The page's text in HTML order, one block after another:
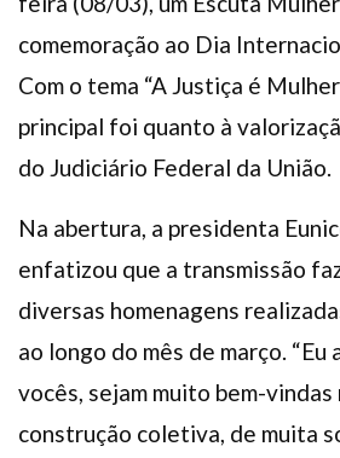
comemoração ao Dia
Com o tema “A Justiça é
principal foi quanto à
do Judiciário Federal da União.
Na abertura, a presidenta
enfatizou que a transmissão
diversas homenagens
ao longo do mês de março. “Eu
vocês, sejam muito bem-vindas
construção coletiva, de muita